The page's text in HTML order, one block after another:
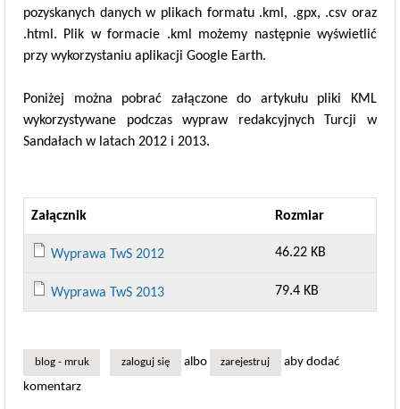
pozyskanych danych w plikach formatu .kml, .gpx, .csv oraz
.html. Plik w formacie .kml możemy następnie wyświetlić
przy wykorzystaniu aplikacji Google Earth.
Poniżej można pobrać załączone do artykułu pliki KML
wykorzystywane podczas wypraw redakcyjnych Turcji w
Sandałach w latach 2012 i 2013.
Załącznik Rozmiar
Wyprawa TwS 2012 46.22 KB
Wyprawa TwS 2013 79.4 KB
blog - mruk zaloguj się albo zarejestruj
aby dodać
komentarz